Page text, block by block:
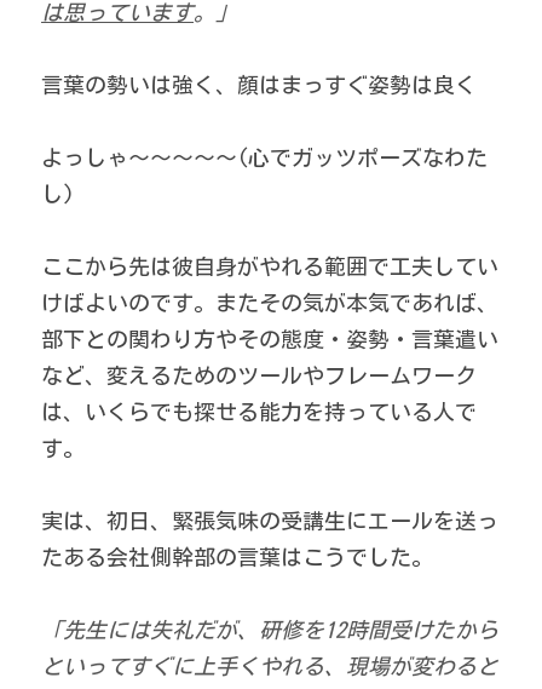
は思っています。」
言葉の勢いは強く、顔はまっすぐ姿勢は良く
よっしゃ～～～～～(心でガッツポーズなわた
し)
ここから先は彼自身がやれる範囲で工夫してい
けばよいのです。またその気が本気であれば、
部下との関わり方やその態度・姿勢・言葉遣い
など、変えるためのツールやフレームワーク
は、いくらでも探せる能力を持っている人で
す。
実は、初日、緊張気味の受講生にエールを送っ
たある会社側幹部の言葉はこうでした。
「先生には失礼だが、研修を12時間受けたから
といってすぐに上手くやれる、現場が変わると